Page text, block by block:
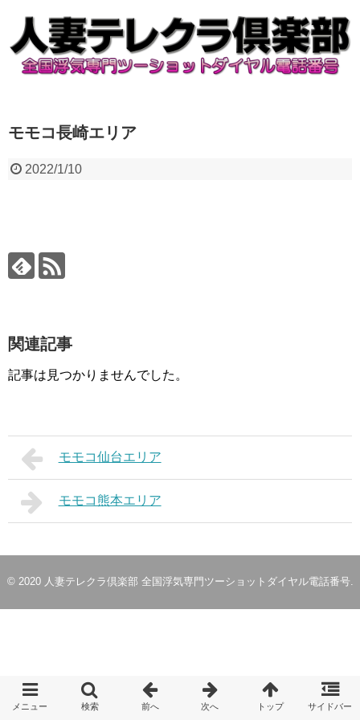
モモコ長崎エリア
2022/1/10
関連記事
記事は見つかりませんでした。
モモコ仙台エリア
モモコ熊本エリア
© 2020 人妻テレクラ倶楽部 全国浮気専門ツーショットダイヤル電話番号.